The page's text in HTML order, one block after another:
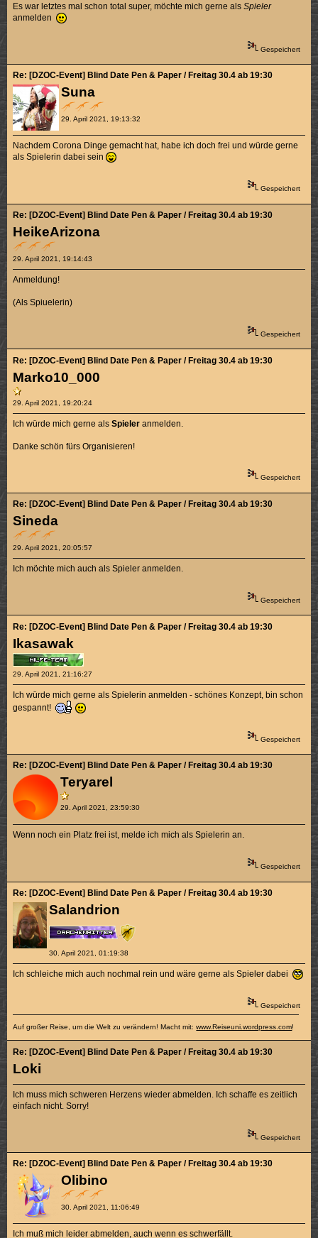
Es war letztes mal schon total super, möchte mich gerne alsSpieler
anmelden
Gespeichert
Suna
29. April 2021, 19:13:32
Re: [DZOC-Event] Blind Date Pen & Paper / Freitag 30.4 ab 19:30
Nachdem Corona Dinge gemacht hat, habe ich doch frei und würde gerne
als Spielerin dabei sein
Gespeichert
HeikeArizona
29. April 2021, 19:14:43
Re: [DZOC-Event] Blind Date Pen & Paper / Freitag 30.4 ab 19:30
Anmeldung!
(Als Spiuelerin)
Gespeichert
Marko10_000
29. April 2021, 19:20:24
Re: [DZOC-Event] Blind Date Pen & Paper / Freitag 30.4 ab 19:30
Ich würde mich gerne alsSpieler anmelden.
Danke schön fürs Organisieren!
Gespeichert
Sineda
29. April 2021, 20:05:57
Re: [DZOC-Event] Blind Date Pen & Paper / Freitag 30.4 ab 19:30
Ich möchte mich auch als Spieler anmelden.
Gespeichert
Ikasawak
29. April 2021, 21:16:27
Re: [DZOC-Event] Blind Date Pen & Paper / Freitag 30.4 ab 19:30
Ich würde mich gerne als Spielerin anmelden - schönes Konzept, bin schon
gespannt!
Gespeichert
Teryarel
29. April 2021, 23:59:30
Re: [DZOC-Event] Blind Date Pen & Paper / Freitag 30.4 ab 19:30
Wenn noch ein Platz frei ist, melde ich mich als Spielerin an.
Gespeichert
Salandrion
30. April 2021, 01:19:38
Re: [DZOC-Event] Blind Date Pen & Paper / Freitag 30.4 ab 19:30
Ich schleiche mich auch nochmal rein und wäre gerne als Spieler dabei
Gespeichert
Auf großer Reise, um die Welt zu verändern! Macht mit:www.Reiseuni.wordpress.com!
Loki
Re: [DZOC-Event] Blind Date Pen & Paper / Freitag 30.4 ab 19:30
Ich muss mich schweren Herzens wieder abmelden. Ich schaffe es zeitlich
einfach nicht. Sorry!
Gespeichert
Olibino
30. April 2021, 11:06:49
Re: [DZOC-Event] Blind Date Pen & Paper / Freitag 30.4 ab 19:30
Ich muß mich leider abmelden, auch wenn es schwerfällt.